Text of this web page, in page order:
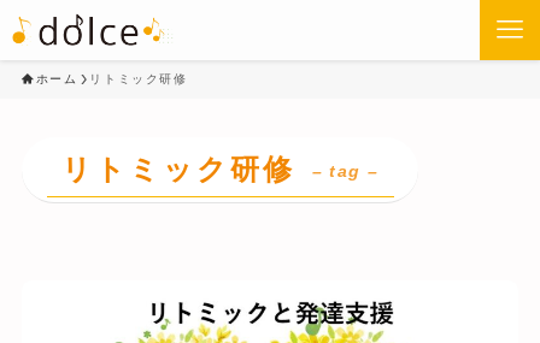
ホーム リトミック研修
リトミック研修 – tag –